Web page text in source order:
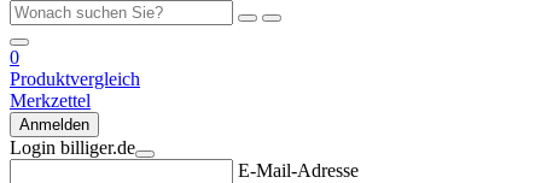
0
Produktvergleich
Merkzettel
Anmelden
Login billiger.de
E-Mail-Adresse